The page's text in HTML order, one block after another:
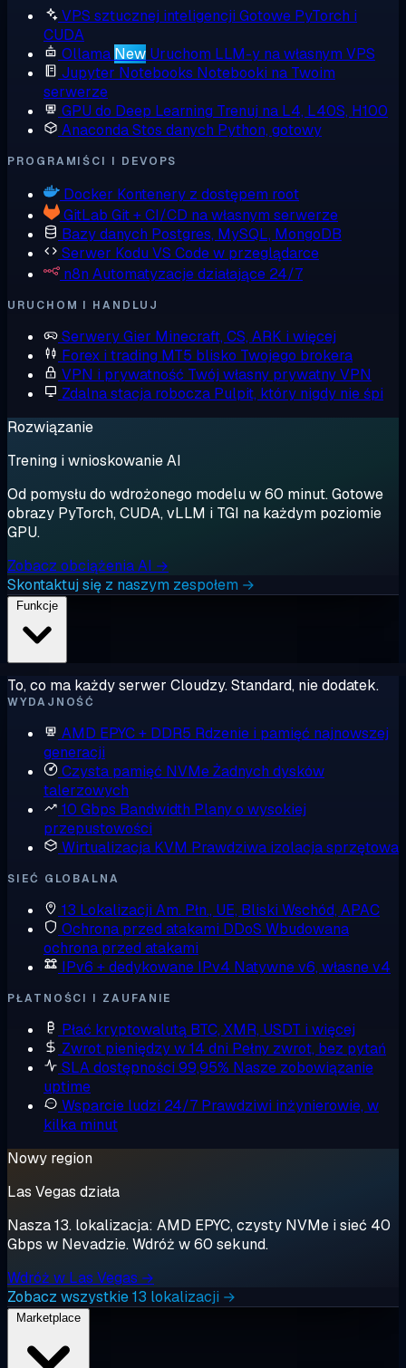
VPS sztucznej inteligencji Gotowe PyTorch i
CUDA
Ollama New Uruchom LLM-y na własnym VPS
Jupyter Notebooks Notebooki na Twoim
serwerze
GPU do Deep Learning Trenuj na L4, L40S, H100
AnacondaStos danych Python, gotowy
PROGRAMIŚCI I DEVOPS
Docker Kontenery z dostępem root
GitLab Git + CI/CD na własnym serwerze
Bazy danych Postgres, MySQL, MongoDB
Serwer Kodu VS Code w przeglądarce
n8n Automatyzacje działające 24/7
URUCHOM I HANDLUJ
Serwery Gier Minecraft, CS, ARK i więcej
Forex i trading MT5 blisko Twojego brokera
VPN i prywatność Twój własny prywatny VPN
Zdalna stacja robocza Pulpit, który nigdy nie śpi
Rozwiązanie
Trening i wnioskowanie AI
Od pomysłu do wdrożonego modelu w 60 minut. Gotowe
obrazy PyTorch, CUDA, vLLM i TGI na każdym poziomie
GPU.
Zobacz obciążenia AI →
Skontaktuj się z naszym zespołem →
To, co ma każdy serwer Cloudzy. Standard, nie dodatek.
WYDAJNOŚĆ
AMD EPYC + DDR5 Rdzenie i pamięć najnowszej
generacji
Czysta pamięć NVMeŻadnych dysków
talerzowych
10 Gbps Bandwidth Plany o wysokiej
przepustowości
Wirtualizacja KVM Prawdziwa izolacja sprzętowa
SIEĆ GLOBALNA
13 Lokalizacji Am. Płn., UE, Bliski Wschód, APAC
Ochrona przed atakami DDoS Wbudowana
ochrona przed atakami
IPv6 + dedykowane IPv4 Natywne v6, własne v4
PŁATNOŚCI I ZAUFANIE
Płać kryptowalutą BTC, XMR, USDT i więcej
Zwrot pieniędzy w 14 dni Pełny zwrot, bez pytań
SLA dostępności 99,95% Nasze zobowiązanie
uptime
Wsparcie ludzi 24/7 Prawdziwi inżynierowie, w
kilka minut
Nowy region
Las Vegas działa
Nasza 13. lokalizacja: AMD EPYC, czysty NVMe i sieć 40
Gbps w Nevadzie. Wdróż w 60 sekund.
Wdróż w Las Vegas →
Zobacz wszystkie 13 lokalizacji →